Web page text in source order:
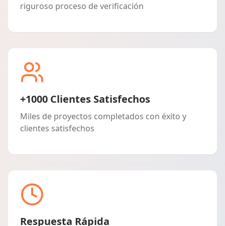
riguroso proceso de verificación
+1000 Clientes Satisfechos
Miles de proyectos completados con éxito y
clientes satisfechos
Respuesta Rápida